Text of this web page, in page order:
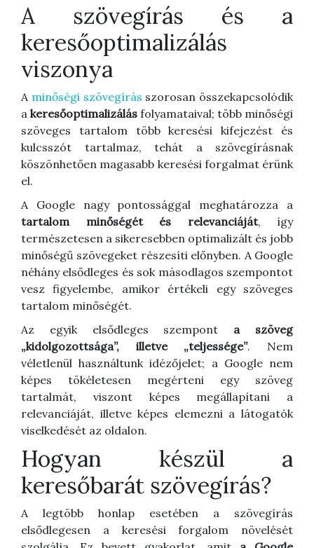
A szövegírás és a
keresőoptimalizálás
viszonya
A minőségi szövegírás szorosan összekapcsolódik
a keresőoptimalizálás folyamataival; több minőségi
szöveges tartalom több keresési kifejezést és
kulcsszót tartalmaz, tehát a szövegírásnak
köszönhetően magasabb keresési forgalmat érünk
el.
A Google nagy pontossággal meghatározza a
tartalom minőségét és relevanciáját, így
természetesen a sikeresebben optimalizált és jobb
minőségű szövegeket részesíti előnyben. A Google
néhány elsődleges és sok másodlagos szempontot
vesz figyelembe, amikor értékeli egy szöveges
tartalom minőségét.
Az egyik elsődleges szempont a szöveg
„kidolgozottsága”, illetve „teljessége”. Nem
véletlenül használtunk idézőjelet; a Google nem
képes tökéletesen megérteni egy szöveg
tartalmát, viszont képes megállapítani a
relevanciáját, illetve képes elemezni a látogatók
viselkedését az oldalon.
Hogyan készül a
keresőbarát szövegírás?
A legtöbb honlap esetében a szövegírás
elsődlegesen a keresési forgalom növelését